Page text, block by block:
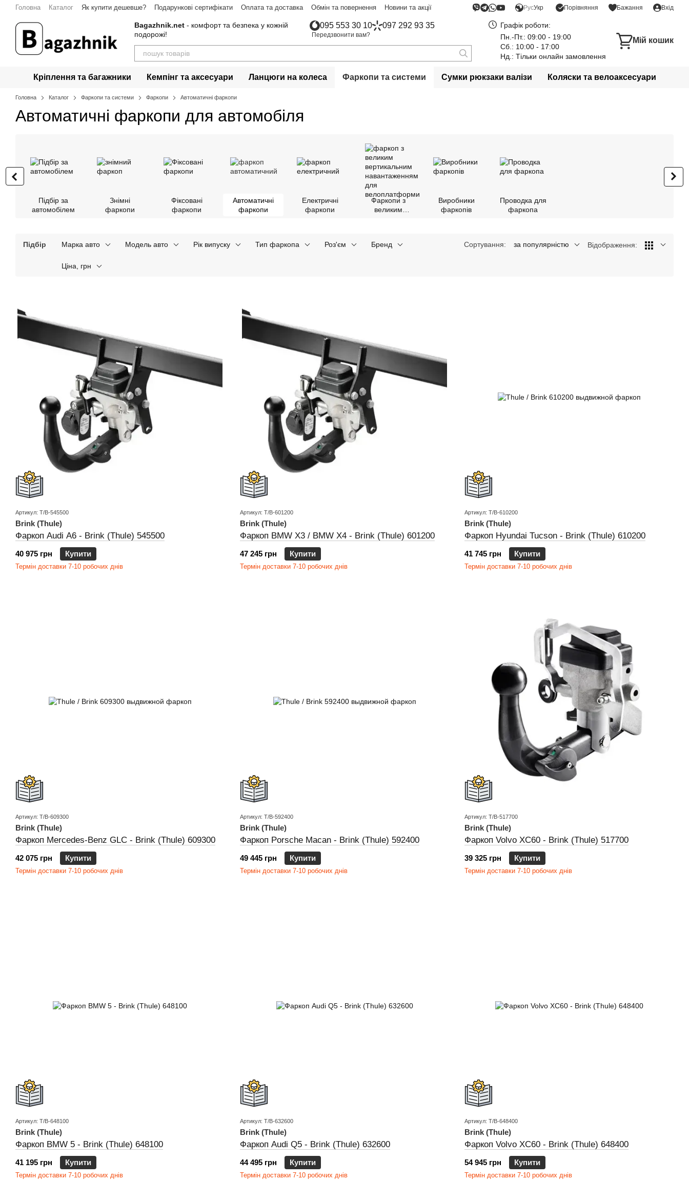
Перейти до основного контенту
Головна Каталог Як купити дешевше? Подарункові сертифікати Оплата та доставка Обмін та повернення
Новини та акції
РусУкр Порівняння Бажання Вхід
Bagazhnik.net - комфорт та безпека у кожній
подорожі!
095 553 30 10 097 292 93 35
Передзвонити вам?
Графік роботи:
Пн.-Пт.: 09:00 - 19:00
Сб.: 10:00 - 17:00
Нд.: Тільки онлайн замовлення
Мій кошик
Кріплення та багажники Кемпінг та аксесуари Ланцюги на колеса Фаркопи та системи Сумки рюкзаки валізи Коляски та велоаксесуари
Головна Каталог Фаркопи та системи Фаркопи Автоматичні фаркопи
Автоматичні фаркопи для автомобіля
Підбір за
автомобілем
Знімні
фаркопи
Фіксовані
фаркопи
Автоматичні
фаркопи
Електричні
фаркопи
Фаркопи з
великим
Виробники
фаркопів
Проводка для
фаркопа
Підбір Марка авто Модель авто Рік випуску Тип фаркопа Роз'єм Бренд
Ціна, грн
Сортування: за популярністю Відображення:
Артикул: T/B-545500
Brink (Thule)
Фаркоп Audi A6 - Brink (Thule) 545500
40 975 грн Купити
Термін доставки 7-10 робочих днів
Артикул: T/B-601200
Brink (Thule)
Фаркоп BMW X3 / BMW X4 - Brink (Thule) 601200
47 245 грн Купити
Термін доставки 7-10 робочих днів
Артикул: T/B-610200
Brink (Thule)
Фаркоп Hyundai Tucson - Brink (Thule) 610200
41 745 грн Купити
Термін доставки 7-10 робочих днів
Артикул: T/B-609300
Brink (Thule)
Фаркоп Mercedes-Benz GLC - Brink (Thule) 609300
42 075 грн Купити
Термін доставки 7-10 робочих днів
Артикул: T/B-592400
Brink (Thule)
Фаркоп Porsche Macan - Brink (Thule) 592400
49 445 грн Купити
Термін доставки 7-10 робочих днів
Артикул: T/B-517700
Brink (Thule)
Фаркоп Volvo XC60 - Brink (Thule) 517700
39 325 грн Купити
Термін доставки 7-10 робочих днів
Артикул: T/B-648100
Brink (Thule)
Фаркоп BMW 5 - Brink (Thule) 648100
41 195 грн Купити
Термін доставки 7-10 робочих днів
Артикул: T/B-632600
Brink (Thule)
Фаркоп Audi Q5 - Brink (Thule) 632600
44 495 грн Купити
Термін доставки 7-10 робочих днів
Артикул: T/B-648400
Brink (Thule)
Фаркоп Volvo XC60 - Brink (Thule) 648400
54 945 грн Купити
Термін доставки 7-10 робочих днів